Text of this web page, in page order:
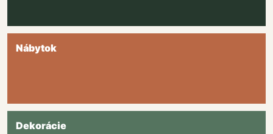
Nábytok
Dekorácie